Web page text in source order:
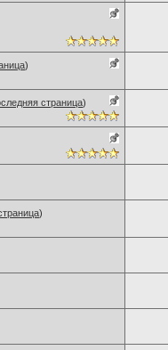
)
страница)
)